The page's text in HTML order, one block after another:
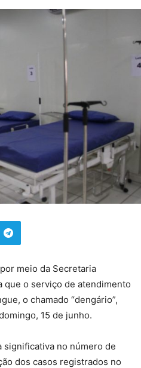
meio da Secretaria
que o serviço de atendimento
o chamado “dengário”,
15 de junho.
significativa no número de
dos casos registrados no